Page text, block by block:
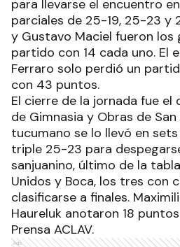
para llevarse el encuentro
parciales de 25-19, 25-23 y
y Gustavo Maciel fueron los
partido con 14 cada uno. El
Ferraro solo perdió un
con 43 puntos.
El cierre de la jornada fue el
de Gimnasia y Obras de
tucumano se lo llevó en
triple 25-23 para
sanjuanino, último de la
Unidos y Boca, los tres con
clasificarse a finales.
Haureluk anotaron 18
Prensa ACLAV.
Ads